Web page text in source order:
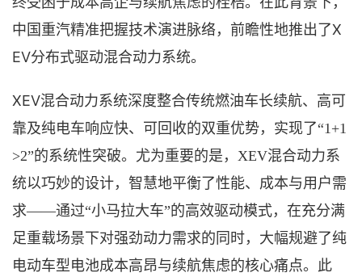
中国重汽精准把握技术演进脉络，前瞻性地推出了X
EV分布式驱动混合动力系统。
XEV混合动力系统深度整合传统燃油车长续航、高可
靠及纯电车响应快、可回收的双重优势，实现了“1+1
>2”的系统性突破。尤为重要的是，XEV混合动力系
统以巧妙的设计，智慧地平衡了性能、成本与用户需
求——通过“小马拉大车”的高效驱动模式，在充分满
足重载场景下对强劲动力需求的同时，大幅规避了纯
电动车型电池成本高昂与续航焦虑的核心痛点。此